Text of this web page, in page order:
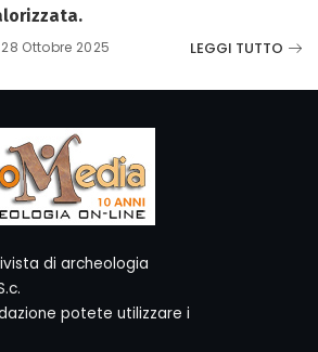
28 Ottobre 2025 LEGGI TUTTO
di archeologia
potete utilizzare i